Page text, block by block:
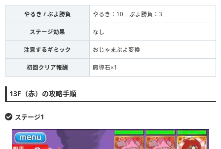
やるき / ぷよ勝負 やるき：10 ぷよ勝負：3
ステージ効果 なし
注意するギミック おじゃまぷよ変換
初回クリア報酬 魔導石×1
13F（赤）の攻略手順
ステージ1